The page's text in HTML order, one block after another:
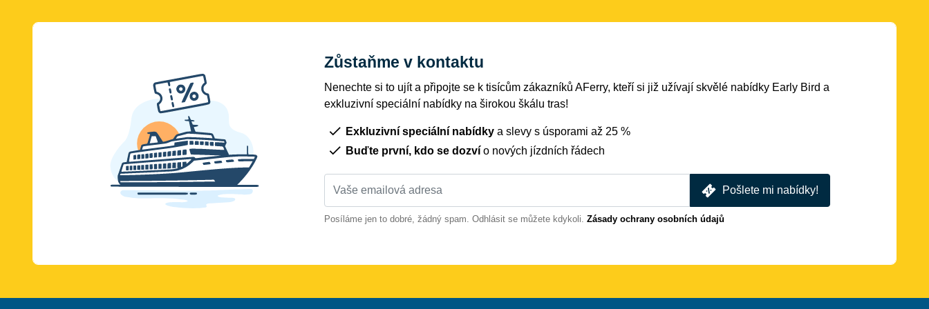
Zůstaňme v kontaktu
Nenechte si to ujít a připojte se k tisícům zákazníků AFerry, kteří si již užívají skvělé nabídky Early Bird a
exkluzivní speciální nabídky na širokou škálu tras!
Exkluzivní speciální nabídky a slevy s úsporami až 25 %
Buďte první, kdo se dozví o nových jízdních řádech
Pošlete mi nabídky!
Posíláme jen to dobré, žádný spam. Odhlásit se můžete kdykoli. Zásady ochrany osobních údajů